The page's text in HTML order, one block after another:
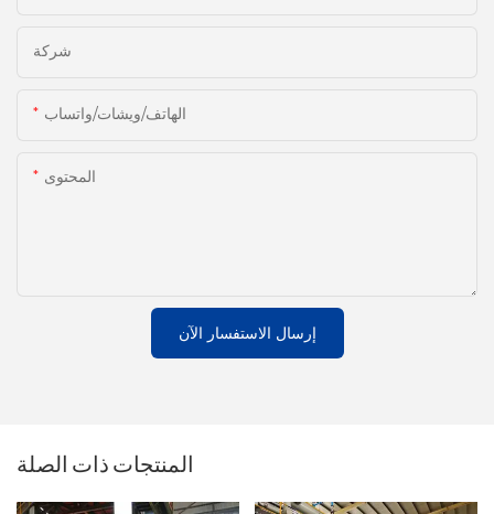
شركة
الهاتف/ويشات/واتساب
المحتوى
إرسال الاستفسار الآن
المنتجات ذات الصلة